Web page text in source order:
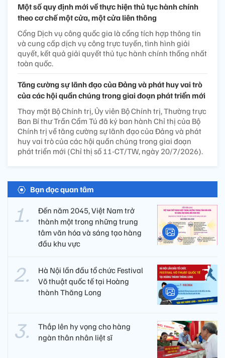
Một số quy định mới về thực hiện thủ tục hành chính
theo cơ chế một cửa, một cửa liên thông
Cổng Dịch vụ công quốc gia là cổng tích hợp thông tin
và cung cấp dịch vụ công trực tuyến, tình hình giải
quyết, kết quả giải quyết thủ tục hành chính thống nhất
toàn quốc.
Tăng cường sự lãnh đạo của Đảng và phát huy vai trò
của các hội quần chúng trong giai đoạn phát triển mới
Thay mặt Bộ Chính trị, Ủy viên Bộ Chính trị, Thường trực
Ban Bí thư Trần Cẩm Tú đã ký ban hành Chỉ thị của Bộ
Chính trị về tăng cường sự lãnh đạo của Đảng và phát
huy vai trò của các hội quần chúng trong giai đoạn
phát triển mới (Chỉ thị số 11-CT/TW, ngày 20/7/2026).
Bạn đọc quan tâm
Đến năm 2045, Việt Nam trở
thành một trong những trung
tâm văn hóa và sáng tạo hàng
đầu khu vực
Hà Nội lần đầu tổ chức Festival
Võ thuật quốc tế tại Hoàng
thành Thăng Long
Thắp lên hy vọng cho hàng
ngàn thân nhân liệt sĩ